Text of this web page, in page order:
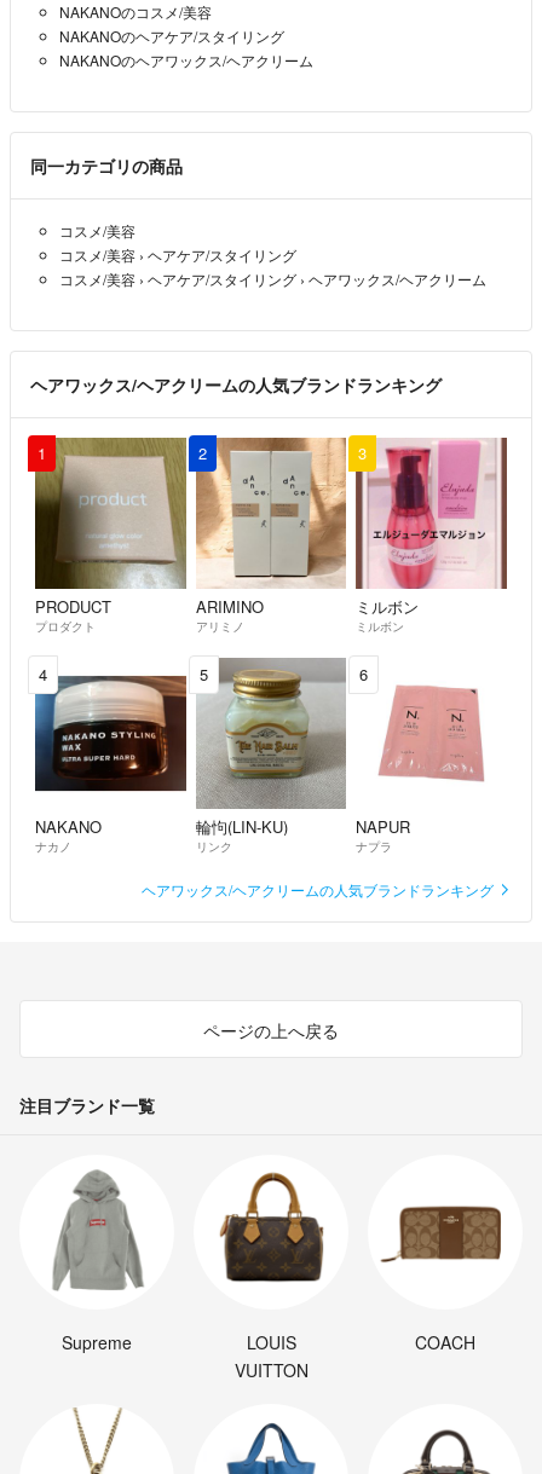
NAKANOのコスメ/美容
NAKANOのヘアケア/スタイリング
NAKANOのヘアワックス/ヘアクリーム
同一カテゴリの商品
コスメ/美容
コスメ/美容 › ヘアケア/スタイリング
コスメ/美容 › ヘアケア/スタイリング › ヘアワックス/ヘアクリーム
ヘアワックス/ヘアクリームの人気ブランドランキング
1
PRODUCT
プロダクト
2
ARIMINO
アリミノ
3
ミルボン
ミルボン
4
NAKANO
ナカノ
5
輪怐(LIN-KU)
リンク
6
NAPUR
ナプラ
ヘアワックス/ヘアクリームの人気ブランドランキング
ページの上へ戻る
注目ブランド一覧
Supreme
LOUIS
VUITTON
COACH